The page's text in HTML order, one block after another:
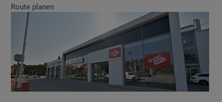
Route planen